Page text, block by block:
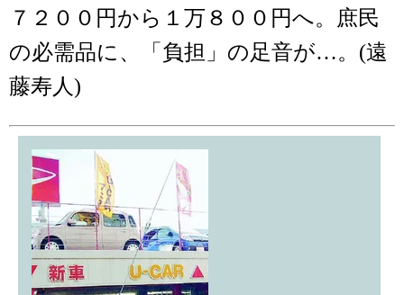
７２００円から１万８００円へ。庶民
の必需品に、「負担」の足音が…。(遠
藤寿人)